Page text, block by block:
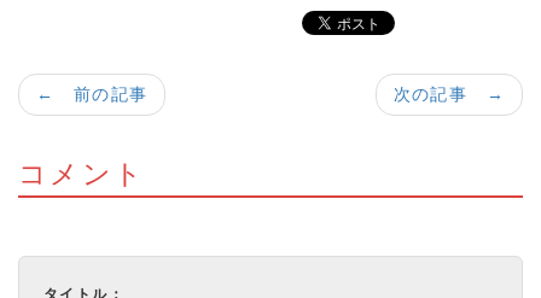
次の記事 →
← 前の記事
コメント
タイトル：